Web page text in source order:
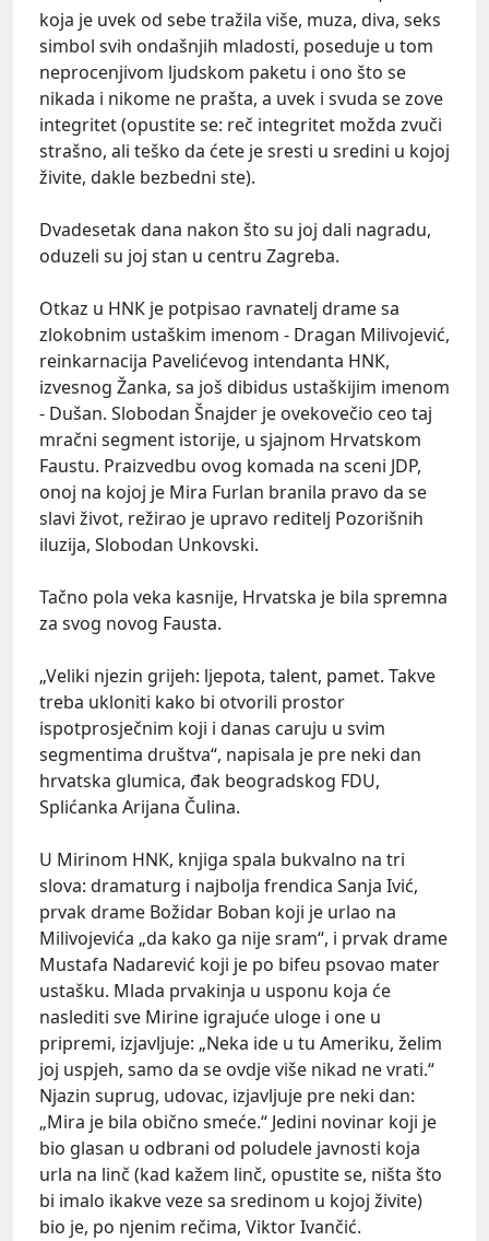
koja je uvek od sebe tražila više, muza, diva, seks
simbol svih ondašnjih mladosti, poseduje u tom
neprocenjivom ljudskom paketu i ono što se
nikada i nikome ne prašta, a uvek i svuda se zove
integritet (opustite se: reč integritet možda zvuči
strašno, ali teško da ćete je sresti u sredini u kojoj
živite, dakle bezbedni ste).
Dvadesetak dana nakon što su joj dali nagradu,
oduzeli su joj stan u centru Zagreba.
Otkaz u HNК je potpisao ravnatelj drame sa
zlokobnim ustaškim imenom - Dragan Milivojević,
reinkarnacija Pavelićevog intendanta HNК,
izvesnog Žanka, sa još dibidus ustaškijim imenom
- Dušan. Slobodan Šnajder je ovekovečio ceo taj
mračni segment istorije, u sjajnom Hrvatskom
Faustu. Praizvedbu ovog komada na sceni JDP,
onoj na kojoj je Mira Furlan branila pravo da se
slavi život, režirao je upravo reditelj Pozorišnih
iluzija, Slobodan Unkovski.
Tačno pola veka kasnije, Hrvatska je bila spremna
za svog novog Fausta.
„Veliki njezin grijeh: ljepota, talent, pamet. Takve
treba ukloniti kako bi otvorili prostor
ispotprosječnim koji i danas caruju u svim
segmentima društva“, napisala je pre neki dan
hrvatska glumica, đak beogradskog FDU,
Splićanka Arijana Čulina.
U Mirinom HNК, knjiga spala bukvalno na tri
slova: dramaturg i najbolja frendica Sanja Ivić,
prvak drame Božidar Boban koji je urlao na
Milivojevića „da kako ga nije sram“, i prvak drame
Mustafa Nadarević koji je po bifeu psovao mater
ustašku. Mlada prvakinja u usponu koja će
naslediti sve Mirine igrajuće uloge i one u
pripremi, izjavljuje: „Neka ide u tu Ameriku, želim
joj uspjeh, samo da se ovdje više nikad ne vrati.“
Njazin suprug, udovac, izjavljuje pre neki dan:
„Mira je bila obično smeće.“ Jedini novinar koji je
bio glasan u odbrani od poludele javnosti koja
urla na linč (kad kažem linč, opustite se, ništa što
bi imalo ikakve veze sa sredinom u kojoj živite)
bio je, po njenim rečima, Viktor Ivančić.